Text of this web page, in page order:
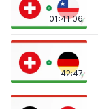
01:41:06
42:47